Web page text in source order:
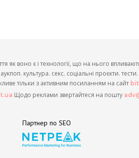
як воно є і технології, що на нього
культура. секс. соціальні проєкти.
тільки з активним посиланням на сайт
Щодо реклами звертайтеся на пошту
Партнер по SEO